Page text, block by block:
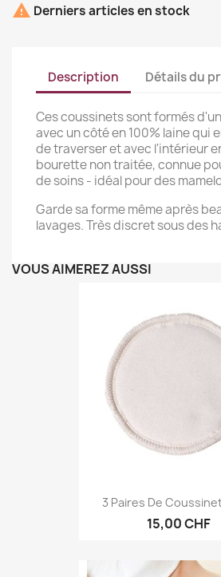
 Derniers articles en stock
Description Détails du
Ces coussinets sont formés
avec un côté en 100% laine qui
de traverser et avec l'intérieur
bourette non traitée, connue
de soins - idéal pour des
Garde sa forme même après
lavages. Très discret sous des
VOUS AIMEREZ AUSSI
3 Paires De
15,00 CHF